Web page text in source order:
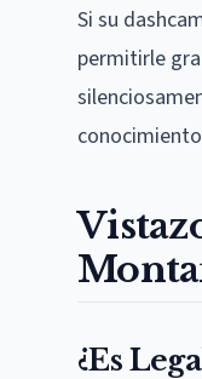
Si su
permitirle
¿Es